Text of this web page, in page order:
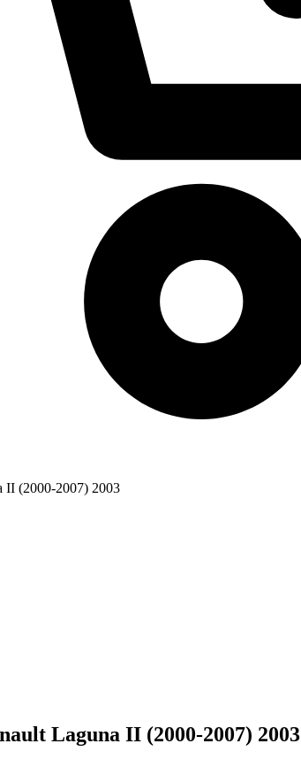
II (2000-2007) 2003
Laguna II (2000-2007) 2003